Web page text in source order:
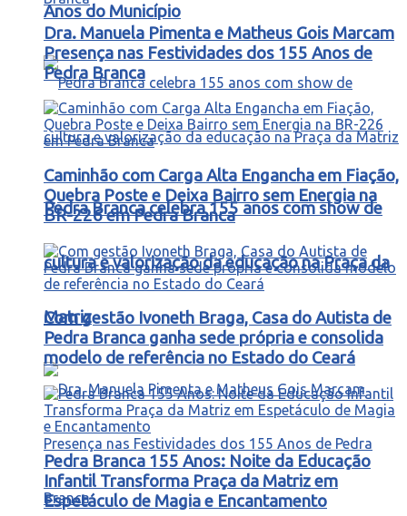
Anos do Município
Pedra Branca celebra 155 anos com show de
cultura e valorização da educação na Praça da
Matriz
Dra. Manuela Pimenta e Matheus Gois Marcam
Presença nas Festividades dos 155 Anos de
Pedra Branca
Caminhão com Carga Alta Engancha em Fiação,
Quebra Poste e Deixa Bairro sem Energia na
BR-226 em Pedra Branca
Com gestão Ivoneth Braga, Casa do Autista de
Pedra Branca ganha sede própria e consolida
modelo de referência no Estado do Ceará
Pedra Branca 155 Anos: Noite da Educação
Infantil Transforma Praça da Matriz em
Espetáculo de Magia e Encantamento